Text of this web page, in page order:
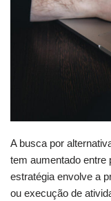
A busca por
tem aumentado entre
estratégia envolve a
ou execução de